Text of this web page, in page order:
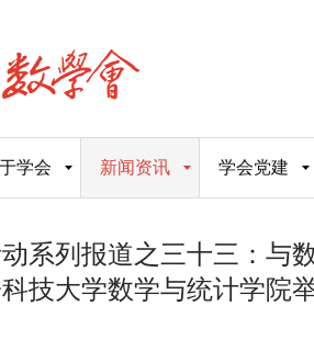
学会 新闻资讯 学会党建
系列报道之三十三：与
技大学数学与统计学院